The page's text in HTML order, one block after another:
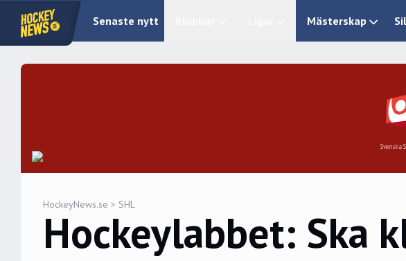
Senaste nytt Mästerskap
Svenska
HockeyNews.se > SHL
Hockeylabbet: Ska